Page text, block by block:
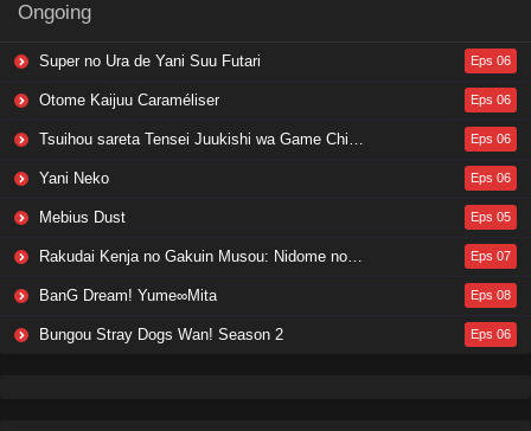
Ongoing
Super no Ura de Yani Suu Futari Eps 06
Otome Kaijuu Caraméliser Eps 06
Tsuihou sareta Tensei Juukishi wa Game Chishiki de Musou suru Eps 06
Yani Neko Eps 06
Mebius Dust Eps 05
Rakudai Kenja no Gakuin Musou: Nidome no Tensei, S-Rank Cheat Majutsushi Boukenroku Eps 07
BanG Dream! Yume∞Mita Eps 08
Bungou Stray Dogs Wan! Season 2 Eps 06